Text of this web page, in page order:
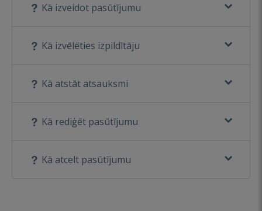
Kā izveidot pasūtījumu
Kā izvēlēties izpildītāju
Kā atstāt atsauksmi
Kā rediģēt pasūtījumu
Kā atcelt pasūtījumu